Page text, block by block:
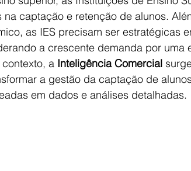
captação e retenção de alunos.
as IES precisam ser estratégicas
a crescente demanda por uma
a Inteligência Comercial
a gestão da captação de
em dados e análises detalhadas.